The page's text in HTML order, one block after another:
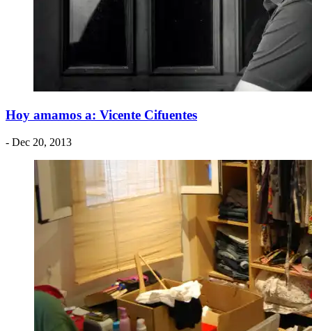
Hoy amamos a: Vicente Cifuentes
- Dec 20, 2013